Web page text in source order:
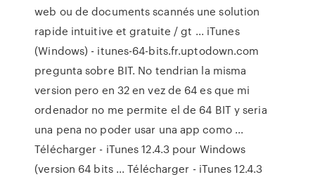
web ou de documents scannés une solution
rapide intuitive et gratuite / gt ... iTunes
(Windows) - itunes-64-bits.fr.uptodown.com
pregunta sobre BIT. No tendrian la misma
version pero en 32 en vez de 64 es que mi
ordenador no me permite el de 64 BIT y seria
una pena no poder usar una app como ...
Télécharger - iTunes 12.4.3 pour Windows
(version 64 bits ... Télécharger - iTunes 12.4.3